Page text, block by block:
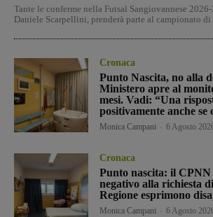
Tante le conferme nella Futsal Sangiovannese
Daniele Scarpellini, prenderà parte al campionato di
Cronaca
Punto Nascita, no alla
Ministero apre al
mesi. Vadi: “Una
positivamente anche se
Monica Campani 6 Agosto
Cronaca
Punto nascita: il
negativo alla richiesta
Regione esprimono
Monica Campani 6 Agosto